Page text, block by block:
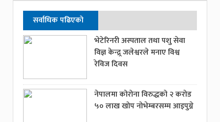
सर्वाधिक पढिएको
भेटेरिनरी अस्पताल तथा पशु सेवा
विज्ञ केन्द्र्र जलेश्वरले मनाए विश्व
रेविज दिवस
नेपालमा कोरोना विरुद्धको २ करोड
५० लाख खोप नोभेम्बरसम्म आइपुग्ने